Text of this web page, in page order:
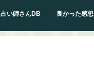
占い師さんDB 良かった感想